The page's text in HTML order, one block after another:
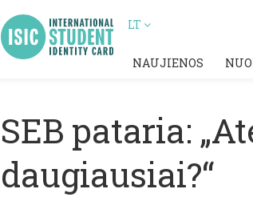
LT
NAUJIENOS
SEB pataria:
daugiausiai?“